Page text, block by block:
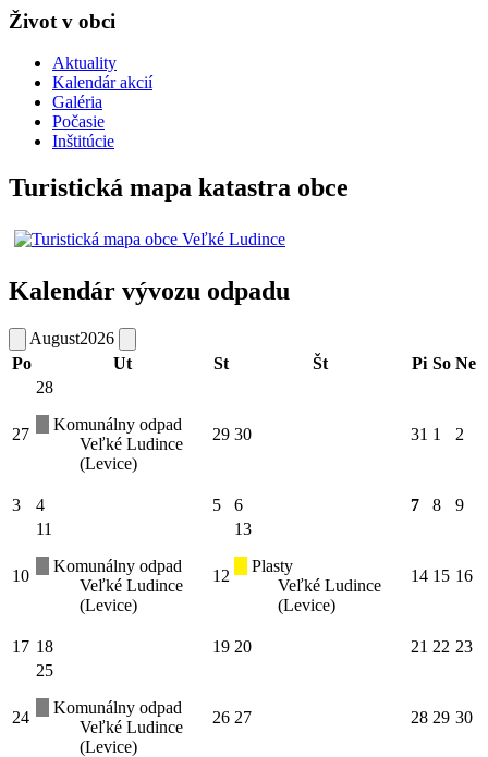
Život v obci
Aktuality
Kalendár akcií
Galéria
Počasie
Inštitúcie
Turistická mapa katastra obce
Kalendár vývozu odpadu
August2026
Po
Ut St Št Pi So Ne
27
28
Komunálny odpad
Veľké Ludince
(Levice)
29 30 31 1 2
3 4 5 6 7 8 9
10
11
Komunálny odpad
Veľké Ludince
(Levice)
12
13
Plasty
Veľké Ludince
(Levice)
14 15 16
17 18 19 20 21 22 23
24
25
Komunálny odpad
Veľké Ludince
(Levice)
26 27 28 29 30